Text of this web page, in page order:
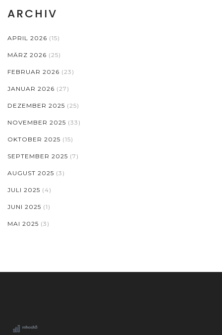
ARCHIV
APRIL 2026 (15)
MÄRZ 2026 (25)
FEBRUAR 2026 (23)
JANUAR 2026 (27)
DEZEMBER 2025 (25)
NOVEMBER 2025 (33)
OKTOBER 2025 (15)
SEPTEMBER 2025 (7)
AUGUST 2025 (3)
JULI 2025 (4)
JUNI 2025 (1)
MAI 2025 (3)